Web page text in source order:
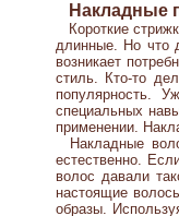
Накладные
Короткие
длинные. Но что
возникает
стиль. Кто-то
популярность.
специальных
применении.
Накладные
естественно.
волос давали
настоящие
образы.